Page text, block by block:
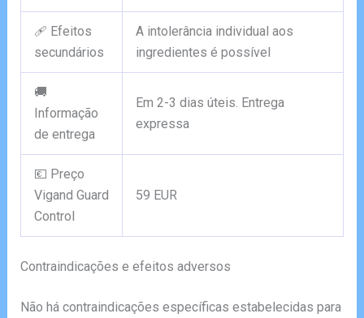
🩹 Efeitos
secundários
A intolerância individual aos
ingredientes é possível
🚚
Informação
de entrega
Em 2-3 dias úteis. Entrega
expressa
💶 Preço
Vigand Guard
Control
59 EUR
Contraindicações e efeitos adversos
Não há contraindicações específicas estabelecidas para